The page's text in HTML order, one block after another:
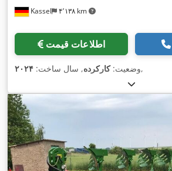
Kassel ۴٬۱۳۸ km
اطلاعات قیمت
وضعیت:کارکرده, سال ساخت: ۲۰۲۴ ,